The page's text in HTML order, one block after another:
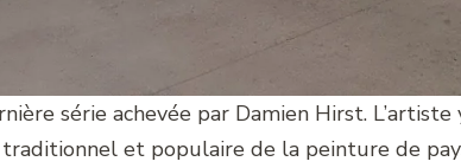
série achevée par Damien Hirst.
et populaire de la peinture de